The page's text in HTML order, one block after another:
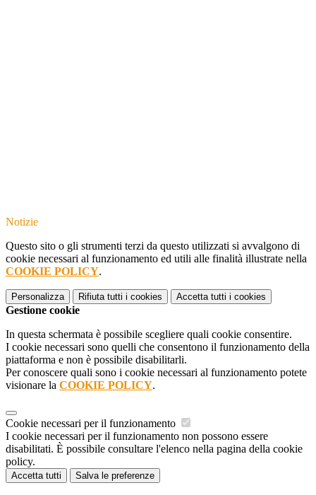
Notizie
Questo sito o gli strumenti terzi da questo utilizzati si avvalgono di
cookie necessari al funzionamento ed utili alle finalità illustrate nella
COOKIE POLICY.
Personalizza Rifiuta tutti i cookies Accetta tutti i cookies
Gestione cookie
In questa schermata è possibile scegliere quali cookie consentire.
I cookie necessari sono quelli che consentono il funzionamento della
piattaforma e non è possibile disabilitarli.
Per conoscere quali sono i cookie necessari al funzionamento potete
visionare la COOKIE POLICY.
Cookie necessari per il funzionamento
I cookie necessari per il funzionamento non possono essere
disabilitati. È possibile consultare l'elenco nella pagina della cookie
policy.
Accetta tutti Salva le preferenze